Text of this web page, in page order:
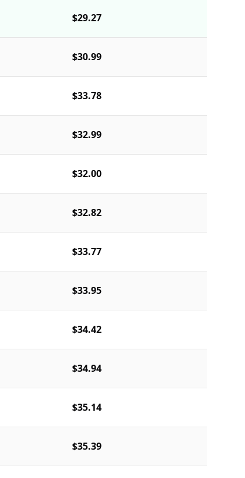
$29.27
$30.99
$33.78
$32.99
$32.00
$32.82
$33.77
$33.95
$34.42
$34.94
$35.14
$35.39